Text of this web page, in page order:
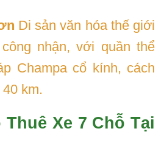
Di sản văn hóa thế giới
nhận, với quần thể
Champa cổ kính, cách
km.
Xe 7 Chỗ Tại